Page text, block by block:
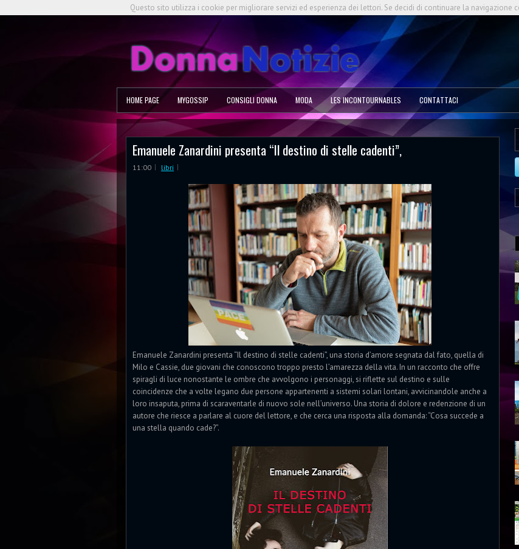
HOME PAGE MYGOSSIP CONSIGLI DONNA MODA LES INCONTOURNABLES CONTATTACI
Emanuele Zanardini presenta “Il destino di stelle cadenti”,
11:00 libri
Emanuele Zanardini presenta “Il destino di stelle cadenti”, una storia d’amore segnata dal fato, quella di
Milo e Cassie, due giovani che conoscono troppo presto l’amarezza della vita. In un racconto che offre
spiragli di luce nonostante le ombre che avvolgono i personaggi, si riflette sul destino e sulle
coincidenze che a volte legano due persone appartenenti a sistemi solari lontani, avvicinandole anche a
loro insaputa, prima di scaraventarle di nuovo sole nell’universo. Una storia di dolore e redenzione di un
autore che riesce a parlare al cuore del lettore, e che cerca una risposta alla domanda: “Cosa succede a
una stella quando cade?”.
Questo sito utilizza i cookie per migliorare servizi ed esperienza dei lettori. Se decidi di continuare la navigazione